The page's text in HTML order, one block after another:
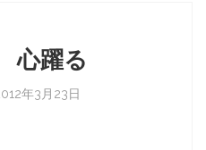
心躍る
年3月23日